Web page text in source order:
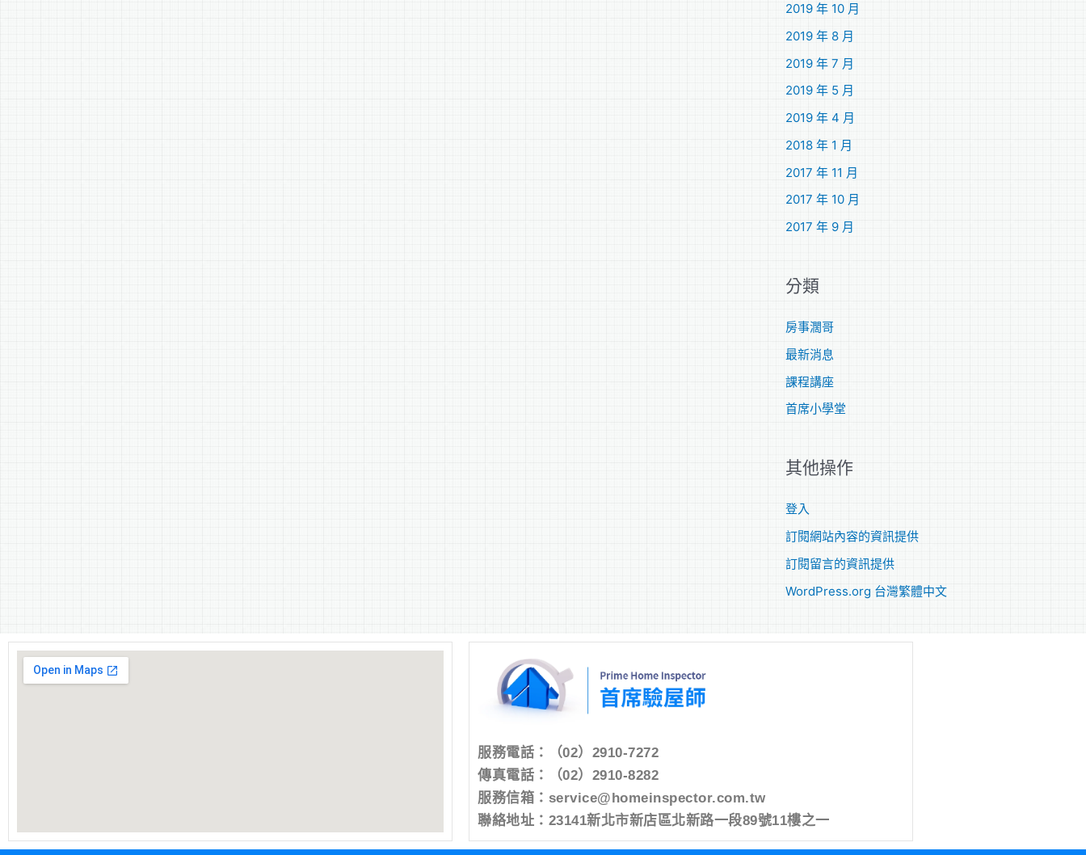
2019 年 10 月
2019 年 8 月
2019 年 7 月
2019 年 5 月
2019 年 4 月
2018 年 1 月
2017 年 11 月
2017 年 10 月
2017 年 9 月
分類
房事濶哥
最新消息
課程講座
首席小學堂
其他操作
登入
訂閱網站內容的資訊提供
訂閱留言的資訊提供
WordPress.org 台灣繁體中文
服務電話：
（02）2910-7272
傳真電話：（02）2910-8282
服務信箱： service@homeinspector.com.tw
聯絡地址：23141新北市新店區北新路一段89號11樓之一